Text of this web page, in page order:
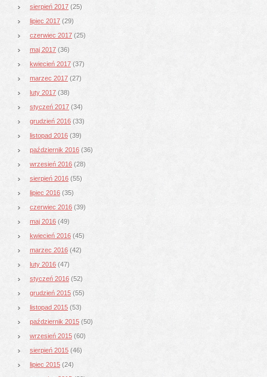
sierpień 2017 (25)
lipiec 2017 (29)
czerwiec 2017 (25)
maj 2017 (36)
kwiecień 2017 (37)
marzec 2017 (27)
luty 2017 (38)
styczeń 2017 (34)
grudzień 2016 (33)
listopad 2016 (39)
październik 2016 (36)
wrzesień 2016 (28)
sierpień 2016 (55)
lipiec 2016 (35)
czerwiec 2016 (39)
maj 2016 (49)
kwiecień 2016 (45)
marzec 2016 (42)
luty 2016 (47)
styczeń 2016 (52)
grudzień 2015 (55)
listopad 2015 (53)
październik 2015 (50)
wrzesień 2015 (60)
sierpień 2015 (46)
lipiec 2015 (24)